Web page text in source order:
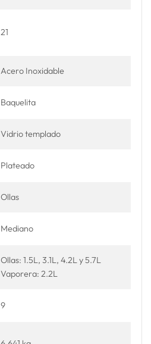
21
Acero Inoxidable
Baquelita
Vidrio templado
Plateado
Ollas
Mediano
Ollas: 1.5L, 3.1L, 4.2L y 5.7L
Vaporera: 2.2L
9